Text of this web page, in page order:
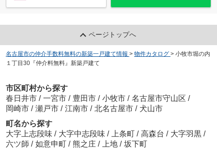
ページトップへ
名古屋市の仲介手数料無料の新築一戸建て情報 > 物件カタログ > 小牧市堀の内
１丁目30『仲介料無料』新築戸建て
市区町村から探す
春日井市 / 一宮市 / 豊田市 / 小牧市 / 名古屋市守山区 /
岡崎市 / 瀬戸市 / 江南市 / 北名古屋市 / 犬山市
町名から探す
大字上志段味 / 大字中志段味 / 上条町 / 高森台 / 大字羽黒 /
六ツ師 / 如意申町 / 熊之庄 / 上地 / 坂下町